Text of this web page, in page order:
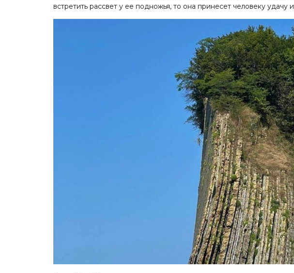
встретить рассвет у ее подножья, то она принесет человеку удачу